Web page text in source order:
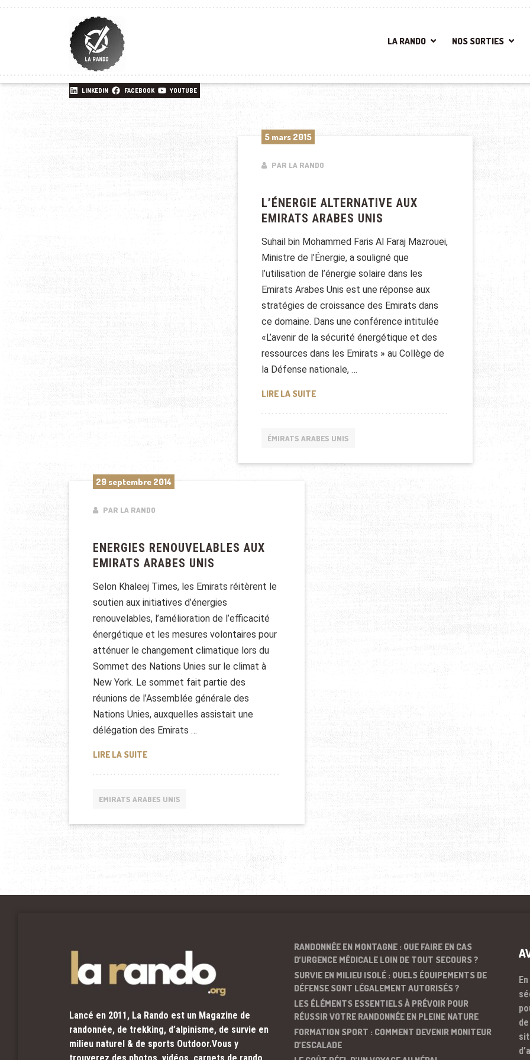
LA RANDO NOS SORTIES
LINKEDIN FACEBOOK YOUTUBE
5 mars 2015
PAR LA RANDO
L’ÉNERGIE ALTERNATIVE AUX
EMIRATS ARABES UNIS
Suhail bin Mohammed Faris Al Faraj Mazrouei,
Ministre de l’Énergie, a souligné que
l’utilisation de l’énergie solaire dans les
Emirats Arabes Unis est une réponse aux
stratégies de croissance des Emirats dans
ce domaine. Dans une conférence intitulée
«L’avenir de la sécurité énergétique et des
ressources dans les Emirats » au Collège de
la Défense nationale, …
LIRE LA SUITEL’ÉNERGIE ALTERNATIVE AUX EMIRATS ARABES UNIS
ÉMIRATS ARABES UNIS
29 septembre 2014
PAR LA RANDO
ENERGIES RENOUVELABLES AUX
EMIRATS ARABES UNIS
Selon Khaleej Times, les Emirats réitèrent le
soutien aux initiatives d’énergies
renouvelables, l’amélioration de l’efficacité
énergétique et les mesures volontaires pour
atténuer le changement climatique lors du
Sommet des Nations Unies sur le climat à
New York. Le sommet fait partie des
réunions de l’Assemblée générale des
Nations Unies, auxquelles assistait une
délégation des Emirats …
LIRE LA SUITEENERGIES RENOUVELABLES AUX EMIRATS ARABES UNIS
EMIRATS ARABES UNIS
Lancé en 2011, La Rando est un Magazine de
randonnée, de trekking, d’alpinisme, de survie en
milieu naturel & de sports Outdoor.Vous y
trouverez des photos, vidéos, carnets de rando,
RANDONNÉE EN MONTAGNE : QUE FAIRE EN CAS
D’URGENCE MÉDICALE LOIN DE TOUT SECOURS ?
SURVIE EN MILIEU ISOLÉ : QUELS ÉQUIPEMENTS DE
DÉFENSE SONT LÉGALEMENT AUTORISÉS ?
LES ÉLÉMENTS ESSENTIELS À PRÉVOIR POUR
RÉUSSIR VOTRE RANDONNÉE EN PLEINE NATURE
FORMATION SPORT : COMMENT DEVENIR MONITEUR
D’ESCALADE